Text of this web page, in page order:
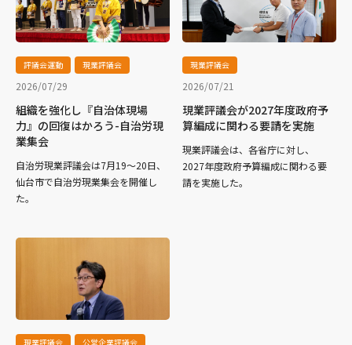
評議会運動 現業評議会
2026/07/29
組織を強化し『自治体現場
力』の回復はかろう-自治労現
業集会
自治労現業評議会は7月19～20日、
仙台市で自治労現業集会を開催し
た。
現業評議会
2026/07/21
現業評議会が2027年度政府予
算編成に関わる要請を実施
現業評議会は、各省庁に対し、
2027年度政府予算編成に関わる要
請を実施した。
現業評議会 公営企業評議会